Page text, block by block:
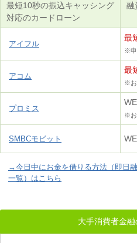
最短10秒の振込キャッシング
対応のカードローン
融
アイフル
最
※申
アコム
最
※お
プロミス
※お
SMBCモビット
→今日中にお金を借りる方法（即日
一覧）はこちら
大手消費者金